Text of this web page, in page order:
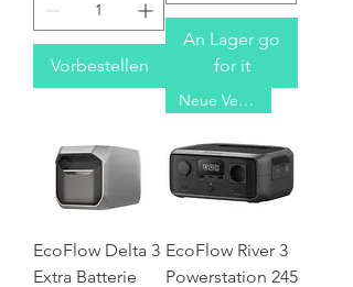
Vorbestellen
An Lager go
for it
EcoFlow Delta 3
Extra Batterie
Neue Version
EcoFlow River 3
Powerstation 245